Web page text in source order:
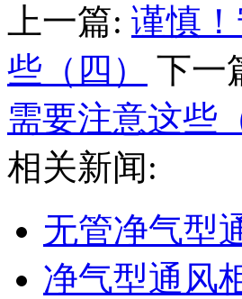
上一篇: 谨慎
些（四）
下一
需要注意这些
相关新闻:
无管净气型
净气型通风